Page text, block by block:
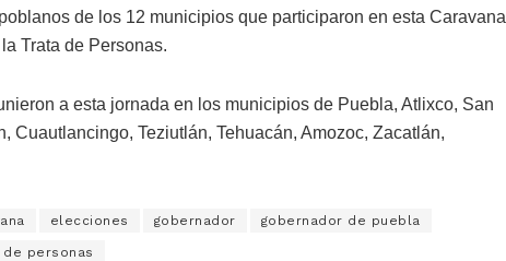
de los 12 municipios que participaron en esta Caravana
Trata de Personas.
a esta jornada en los municipios de Puebla, Atlixco, San
Cuautlancingo, Teziutlán, Tehuacán, Amozoc, Zacatlán,
elecciones gobernador gobernador de puebla
personas